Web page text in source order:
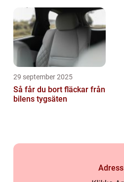
29 september 2025
Så får du bort fläckar från
bilens tygsäten
Adress